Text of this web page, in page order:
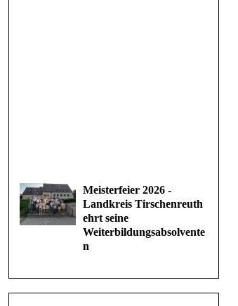
Meisterfeier 2026 -
Landkreis Tirschenreuth
ehrt seine
Weiterbildungsabsolvente
n